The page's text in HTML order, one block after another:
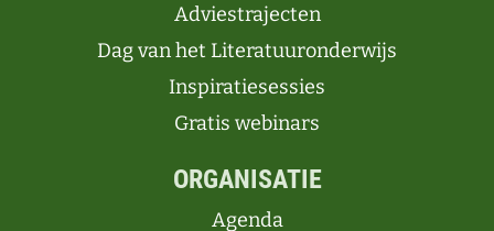
Adviestrajecten
Dag van het Literatuuronderwijs
Inspiratiesessies
Gratis webinars
ORGANISATIE
Agenda